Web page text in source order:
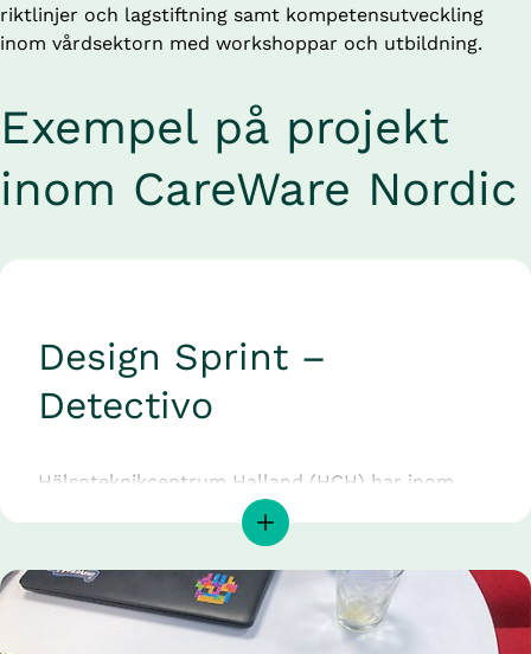
riktlinjer och lagstiftning samt kompetensutveckling
inom vårdsektorn med workshoppar och utbildning.
Exempel på projekt
inom CareWare Nordic
Design Sprint –
Detectivo
Hälsoteknikcentrum Halland (HCH) har inom
ramen för CareWare Nordic arbetat med ett
innovationsprojekt tillsammans med företaget
Detectivio som utvecklar en produkt som mäter
vitala parametrar från distans utan fysisk
kontakt. Stefan Malmberg, specialistläkare i